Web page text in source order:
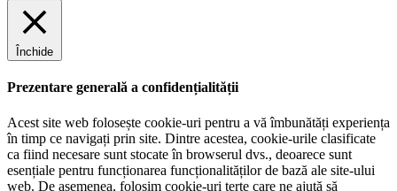
Închide
Prezentare generală a confidențialității
Acest site web folosește cookie-uri pentru a vă îmbunătăți experiența
în timp ce navigați prin site. Dintre acestea, cookie-urile clasificate
ca fiind necesare sunt stocate în browserul dvs., deoarece sunt
esențiale pentru funcționarea funcționalităților de bază ale site-ului
web. De asemenea, folosim cookie-uri terțe care ne ajută să